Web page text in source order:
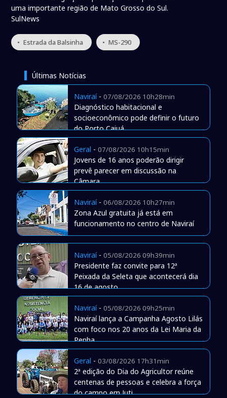
uma importante região de Mato Grosso do Sul.
SulNews
• Estrada da Balsinha • MS-290
Últimas Notícias
Naviraí- 07/08/2026 10h28min
Diagnóstico habitacional e
socioeconômico pode definir o futuro
do Porto Caiuá
Geral - 07/08/2026 10h15min
Jovens de 16 anos poderão dirigir
prevê parecer em discussão na
Câmara
Naviraí- 06/08/2026 10h27min
Zona Azul gratuita já está em
funcionamento no centro de Naviraí
Naviraí- 05/08/2026 09h39min
Presidente faz convite para 12ª
Peixada da Seleta que acontecerá dia
16 de agosto
Naviraí- 05/08/2026 09h25min
Naviraí lança a Campanha Agosto Lilás
com foco nos 20 anos da Lei Maria da
Penha
Geral - 03/08/2026 17h31min
2ª edição do Dia do Agricultor reúne
centenas de pessoas e celebra a força
do campo em Juti